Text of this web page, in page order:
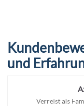
und
Verreist als